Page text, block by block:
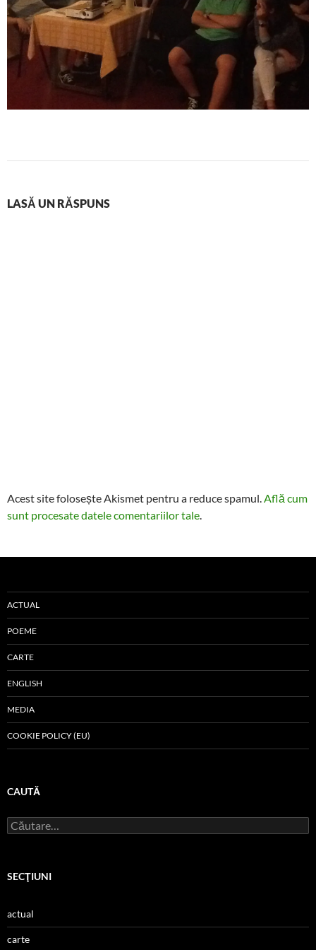
LASĂ UN RĂSPUNS
Acest site folosește Akismet pentru a reduce spamul.Află cum
sunt procesate datele comentariilor tale.
ACTUAL
POEME
CARTE
ENGLISH
MEDIA
COOKIE POLICY (EU)
CAUTĂ
Caută
după:
SECŢIUNI
actual
carte